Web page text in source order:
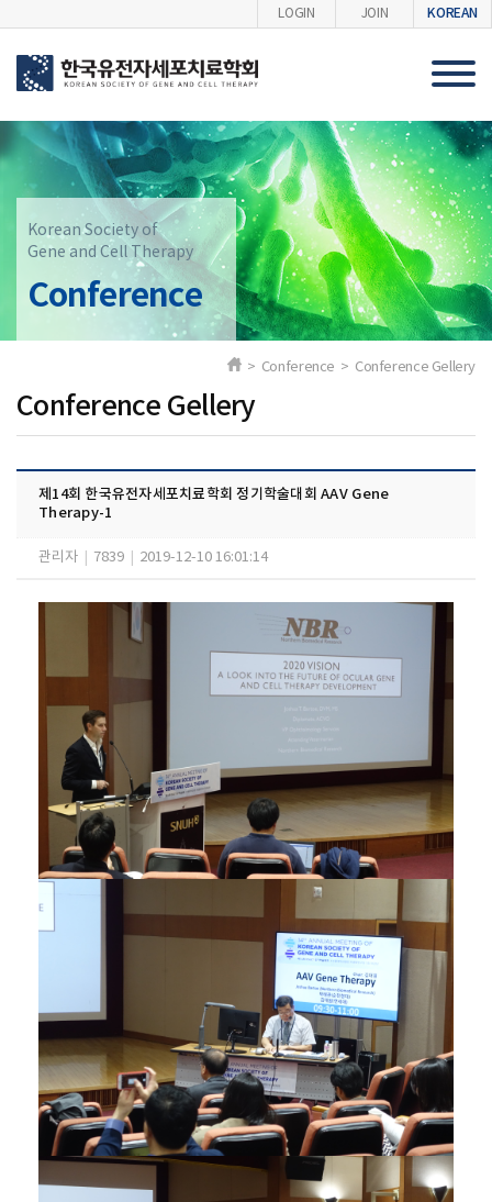
LOGIN JOIN KOREAN
Korean Society of
Gene and Cell Therapy
Conference
Conference Gellery
> Conference > Conference Gellery
제14회 한국유전자세포치료학회 정기학술대회 AAV Gene
Therapy-1
관리자 7839 2019-12-10 16:01:14